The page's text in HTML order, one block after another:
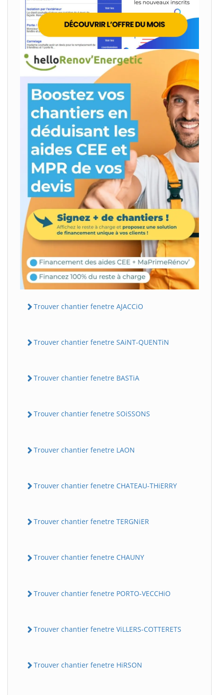
Trouver chantier fenetre AJACCiO
Trouver chantier fenetre SAiNT-QUENTiN
Trouver chantier fenetre BASTiA
Trouver chantier fenetre SOiSSONS
Trouver chantier fenetre LAON
Trouver chantier fenetre CHATEAU-THiERRY
Trouver chantier fenetre TERGNiER
Trouver chantier fenetre CHAUNY
Trouver chantier fenetre PORTO-VECCHiO
Trouver chantier fenetre ViLLERS-COTTERETS
Trouver chantier fenetre HiRSON